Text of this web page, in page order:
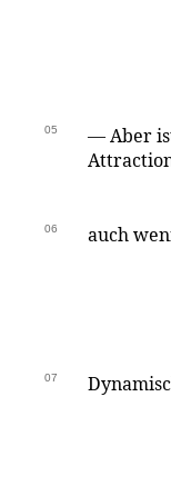
05
— Aber
06 auch
07